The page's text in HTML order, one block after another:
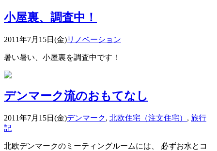
小屋裏、調査中！
2011年7月15日(金)リノベーション
暑い暑い、小屋裏を調査中です！
デンマーク流のおもてなし
2011年7月15日(金)デンマーク, 北欧住宅（注文住宅） , 旅行
記
北欧デンマークのミーティングルームには、 必ずお水とコ